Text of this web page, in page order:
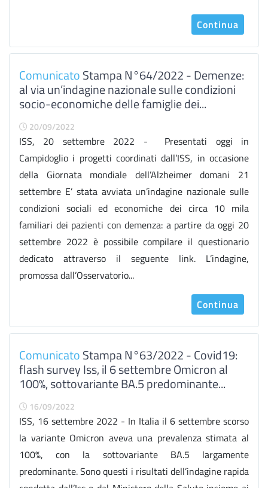
Continua
ComunicatoStampa N°64/2022 - Demenze:
al via un’indagine nazionale sulle condizioni
socio-economiche delle famiglie dei...
20/09/2022
ISS, 20 settembre 2022 - Presentati oggi in
Campidoglio i progetti coordinati dall’ISS, in occasione
della Giornata mondiale dell’Alzheimer domani 21
settembre E’ stata avviata un’indagine nazionale sulle
condizioni sociali ed economiche dei circa 10 mila
familiari dei pazienti con demenza: a partire da oggi 20
settembre 2022 è possibile compilare il questionario
dedicato attraverso il seguente link. L’indagine,
promossa dall’Osservatorio...
Continua
ComunicatoStampa N°63/2022 - Covid19:
flash survey Iss, il 6 settembre Omicron al
100%, sottovariante BA.5 predominante...
16/09/2022
ISS, 16 settembre 2022 - In Italia il 6 settembre scorso
la variante Omicron aveva una prevalenza stimata al
100%, con la sottovariante BA.5 largamente
predominante. Sono questi i risultati dell’indagine rapida